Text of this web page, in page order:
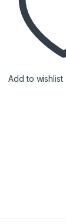
Add to wishlist